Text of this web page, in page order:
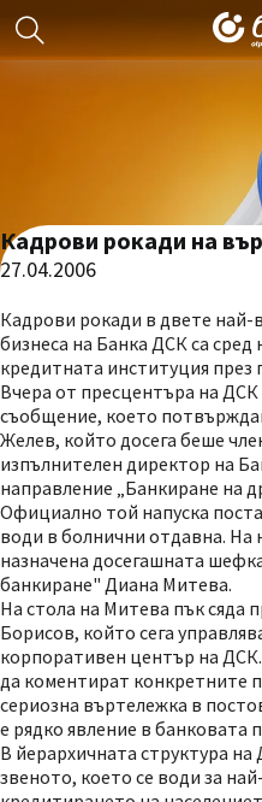
Кадрови рокади на
27.04.2006
Кадрови рокади в двете най-
бизнеса на Банка ДСК са
кредитната институция през
Вчера от пресцентъра на
съобщение, което
Желев, който досега беше
изпълнителен директор на
направление „Банкиране на
Официално той напуска
води в болнични отдавна. На
назначена досегашната
банкиране" Диана Митева.
На стола на Митева пък сяда
Борисов, който сега
корпоративен център на
да коментират конкретните
сериозна въртележка в
е рядко явление в банковата
В йерархичната структура
звеното, което се води за